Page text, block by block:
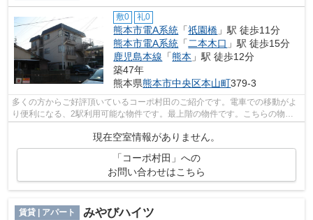
敷0 礼0
熊本市電A系統 「祇園橋 」駅 徒歩11分
熊本市電A系統 「 二本木口 」駅 徒歩15分
鹿児島本線 「熊本 」駅 徒歩12分
築47年
熊本県熊本市中央区本山町379-3
多くの方からご好評頂いているコーポ村田のご紹介です。電車での移動がよ
り便利になる、2駅利用可能な物件です。最上階の物件です。こちらの物件
はアパートです。熊本市中央区エリアに...
現在空室情報がありません。
「コーポ村田」への
お問い合わせはこちら
賃貸 | アパート みやびハイツ